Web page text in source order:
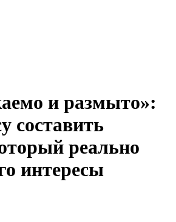
и размыто»:
составить
реально
интересы